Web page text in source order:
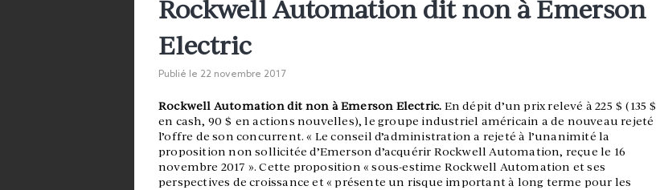
Rockwell Automation dit non à Emerson
Electric
Publié le 22 novembre 2017
Rockwell Automation dit non à Emerson Electric. En dépit d’un prix relevé à 225 $ (135 $
en cash, 90 $ en actions nouvelles), le groupe industriel américain a de nouveau rejeté
l’offre de son concurrent. « Le conseil d’administration a rejeté à l’unanimité la
proposition non sollicitée d’Emerson d’acquérir Rockwell Automation, reçue le 16
novembre 2017 ». Cette proposition « sous-estime Rockwell Automation et ses
perspectives de croissance et « présente un risque important à long terme pour les